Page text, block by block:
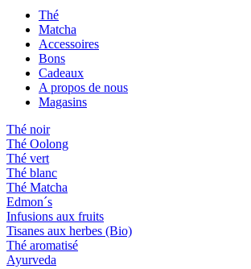
Thé
Matcha
Accessoires
Bons
Cadeaux
A propos de nous
Magasins
Thé noir
Thé Oolong
Thé vert
Thé blanc
Thé Matcha
Edmon´s
Infusions aux fruits
Tisanes aux herbes (Bio)
Thé aromatisé
Ayurveda